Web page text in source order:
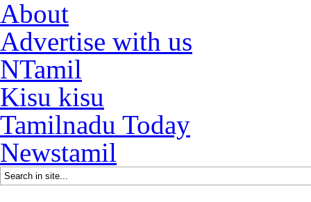
About
Advertise with us
NTamil
Kisu kisu
Tamilnadu Today
Newstamil